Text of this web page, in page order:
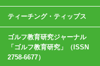
ティーチング・ティップス
ゴルフ教育研究ジャーナル
「ゴルフ教育研究」（ISSN
2758-6677）